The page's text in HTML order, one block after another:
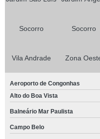
Socorro Socorro
Vila Andrade Zona
Aeroporto de Congonhas
Alto do Boa Vista
Balneário Mar Paulista
Campo Belo